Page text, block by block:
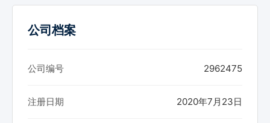
公司档案
公司编号 2962475
注册日期 2020年7月23日